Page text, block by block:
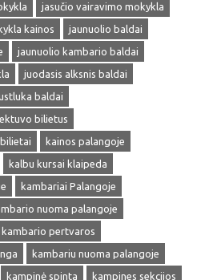
jasučio vairavimo mokykla
kainos
jaunuolio baldai
jaunuolio kambario baldai
juodasis alksnis baldai
baldai
bilietus
kainos palangoje
kalbu kursai klaipeda
kambariai Palangoje
nuoma palangoje
kambario pertvaros
kambariu nuoma palangoje
kampinė spinta
kampines sekcijos